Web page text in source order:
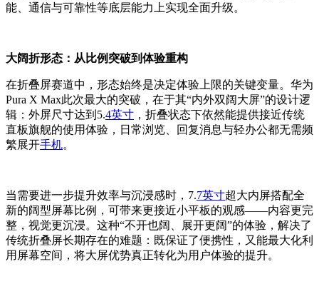
能、通信与可靠性等底层能力上实现全面升级。
大阔折形态：从比例突破到体验重构
在折叠屏赛道中，形态始终是决定体验上限的关键变量。华为
Pura X Max此次最大的突破，在于其“内外双阔大屏”的设计逻
辑：外屏尺寸达到5.4英寸 ，折叠状态下依然能提供接近传统
直板旗舰的使用体验，日常浏览、回复消息与轻办公都无需频
繁展开手机。
当需要进一步提升效率与沉浸感时，7.7英寸超大内屏搭配全
新的阔型屏幕比例，可带来更接近小平板的观感——内容更完
整，视觉更沉浸。这种“不开也阔、展开更阔”的体验，解决了
传统折叠屏长期存在的难题：既保证了便携性，又能最大化利
用屏幕空间，将大屏优势真正转化为用户体验的提升。